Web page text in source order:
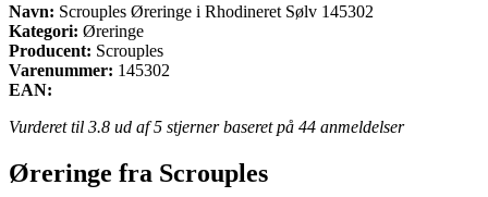
Navn: Scrouples Øreringe i Rhodineret Sølv 145302
Kategori: Øreringe
Producent: Scrouples
Varenummer: 145302
EAN:
Vurderet til 3.8 ud af 5 stjerner baseret på 44 anmeldelser
Øreringe fra Scrouples